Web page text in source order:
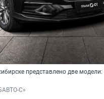
представлено две модели:
С»